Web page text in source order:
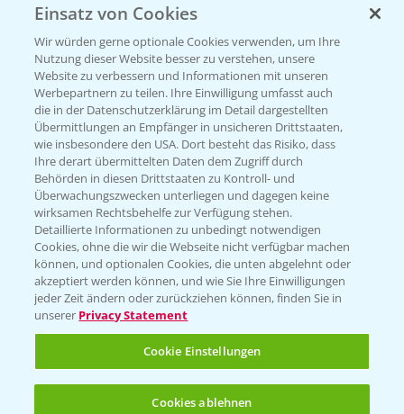
PRE - Chemikalien sicher entsorgen
Sammelstellen und Termine
Kontakt & Notfall
Beratung auf WhatsApp
T.+49 (0)174 346 564 1
KONTAKT
Hilfe in Notfällen
T.+49 (0)214/30-20220
Einsatz von Cookies
Wir würden gerne optionale Cookies verwenden, um Ihre
Nutzung dieser Website besser zu verstehen, unsere
Website zu verbessern und Informationen mit unseren
Werbepartnern zu teilen. Ihre Einwilligung umfasst auch
die in der Datenschutzerklärung im Detail dargestellten
Übermittlungen an Empfänger in unsicheren Drittstaaten,
wie insbesondere den USA. Dort besteht das Risiko, dass
Ihre derart übermittelten Daten dem Zugriff durch
Behörden in diesen Drittstaaten zu Kontroll- und
Überwachungszwecken unterliegen und dagegen keine
wirksamen Rechtsbehelfe zur Verfügung stehen.
Detaillierte Informationen zu unbedingt notwendigen
Cookies, ohne die wir die Webseite nicht verfügbar machen
können, und optionalen Cookies, die unten abgelehnt oder
akzeptiert werden können, und wie Sie Ihre Einwilligungen
jeder Zeit ändern oder zurückziehen können, finden Sie in
unserer Privacy Statement
Cookie Einstellungen
Cookies ablehnen